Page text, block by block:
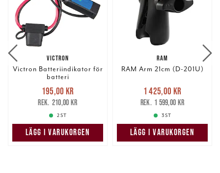
VICTRON
Victron Batteriindikator för
batteri
Nuvarande pris
195,00 krTidigare pris
210,00 kr
195,00 kr
210,00 kr
2 ST
LÄGG I VARUKORGEN
RAM
RAM Arm 21cm (D-201U)
Nuvarande pris
1 425,00 krTidigare pris
1 599,00 kr
1 425,00 kr
1 599,00 kr
3 ST
LÄGG I VARUKORGEN